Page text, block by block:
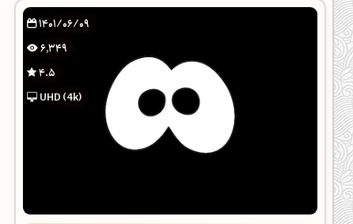
1401/06/09
6,349
4.5
UHD (4k)